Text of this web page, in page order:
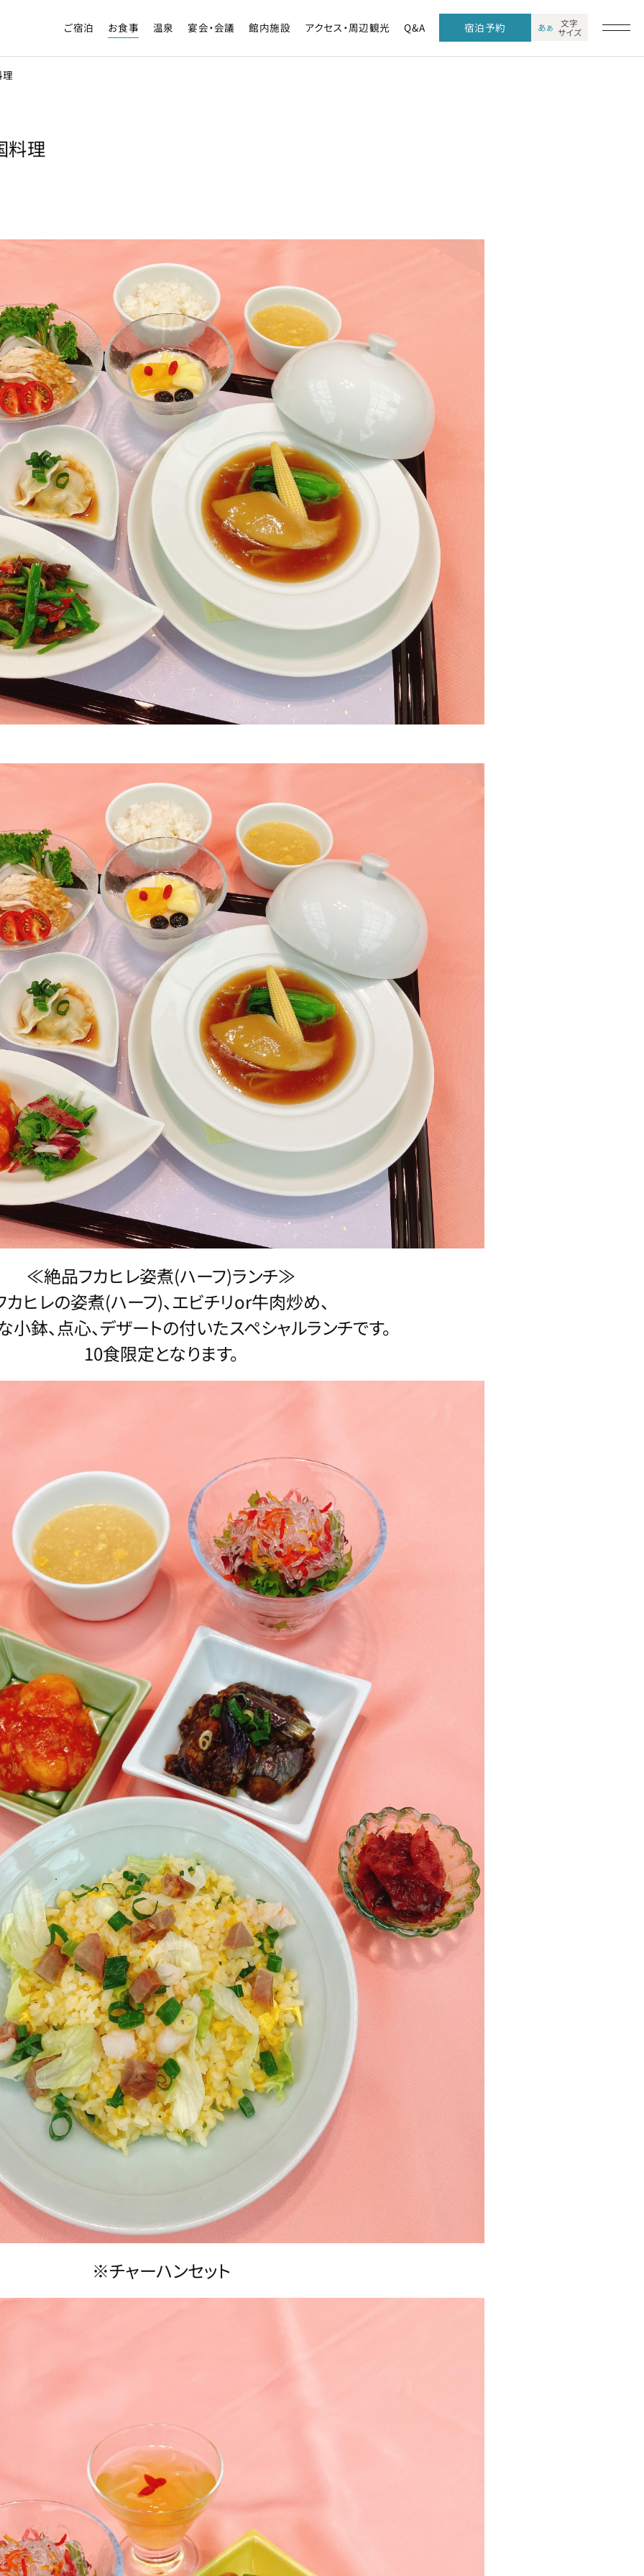
ご宿泊 お食事 温泉 宴会・会議 館内施設 アクセス・周辺観光 Q&A 宿泊予約 ああ 文字
サイズ
料理
≪絶品フカヒレ姿煮(ハーフ)ランチ≫
カヒレの姿煮(ハーフ)、エビチリor牛肉炒め、
小鉢、点心、デザートの付いたスペシャルランチです。
10食限定となります。
※チャーハンセット